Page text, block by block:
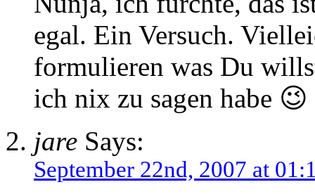
egal. Ein Versuch.
formulieren was Du
ich nix zu sagen habe 😉
jare Says:
September 22nd, 2007 at